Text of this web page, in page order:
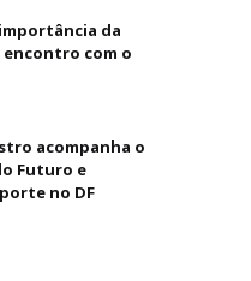
da
com o
acompanha o
Futuro e
no DF